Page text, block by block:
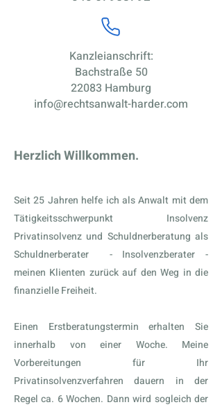
Kanzleianschrift:
Bachstraße 50
22083 Hamburg
info@rechtsanwalt-harder.com
Herzlich Willkommen.
Seit 25 Jahren helfe ich als Anwalt mit dem
Tätigkeitsschwerpunkt Insolvenz
Privatinsolvenz und Schuldnerberatung als
Schuldnerberater - Insolvenzberater -
meinen Klienten zurück auf den Weg in die
finanzielle Freiheit.
Einen Erstberatungstermin erhalten Sie
innerhalb von einer Woche. Meine
Vorbereitungen für Ihr
Privatinsolvenzverfahren dauern in der
Regel ca. 6 Wochen. Dann wird sogleich der